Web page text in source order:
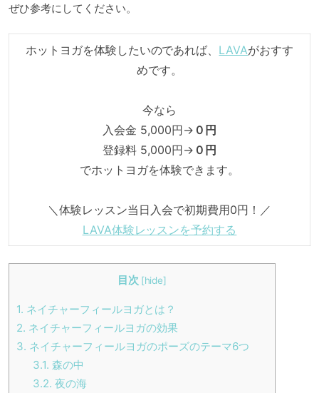
ぜひ参考にしてください。
ホットヨガを体験したいのであれば、 LAVAがおすす
めです。
今なら
入会金 5,000円→ ０円
登録料 5,000円→ ０円
でホットヨガを体験できます。
＼体験レッスン当日入会で初期費用0円！／
LAVA体験レッスンを予約する
目次 [hide]
1. ネイチャーフィールヨガとは？
2. ネイチャーフィールヨガの効果
3. ネイチャーフィールヨガのポーズのテーマ6つ
3.1. 森の中
3.2. 夜の海